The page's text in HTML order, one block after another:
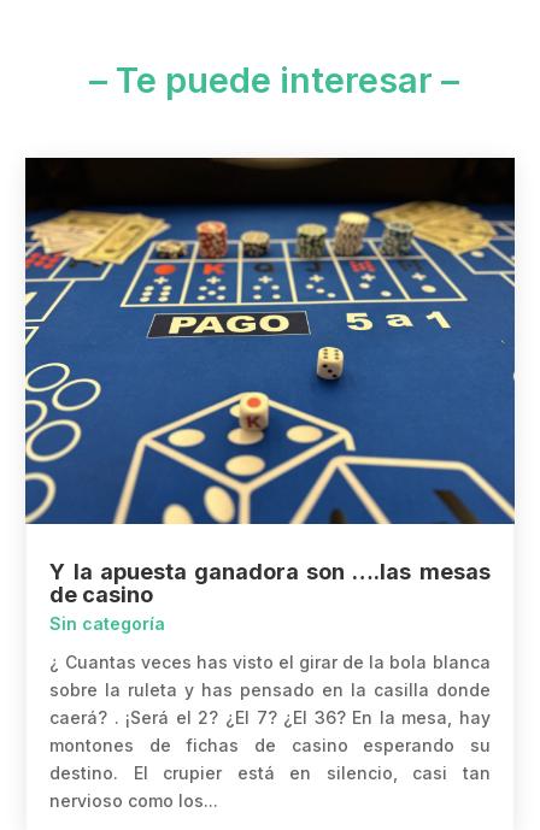
– Te puede interesar –
Y la apuesta ganadora son ….las mesas
de casino
Sin categoría
¿ Cuantas veces has visto el girar de la bola blanca
sobre la ruleta y has pensado en la casilla donde
caerá? . ¡Será el 2? ¿El 7? ¿El 36? En la mesa, hay
montones de fichas de casino esperando su
destino. El crupier está en silencio, casi tan
nervioso como los...